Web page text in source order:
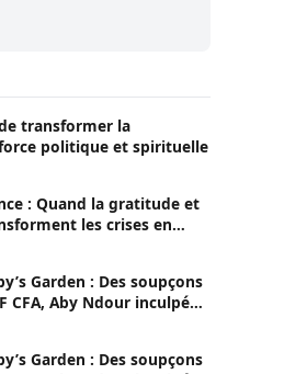
de transformer la
politique et spirituelle
: Quand la gratitude et
les crises en
Garden : Des soupçons
CFA, Aby Ndour inculpée
sociaux
Garden : Des soupçons